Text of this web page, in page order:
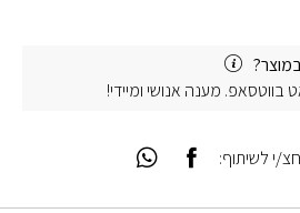
בווטסאפ. מענה אנושי ומיידי!
י לשיתוף: